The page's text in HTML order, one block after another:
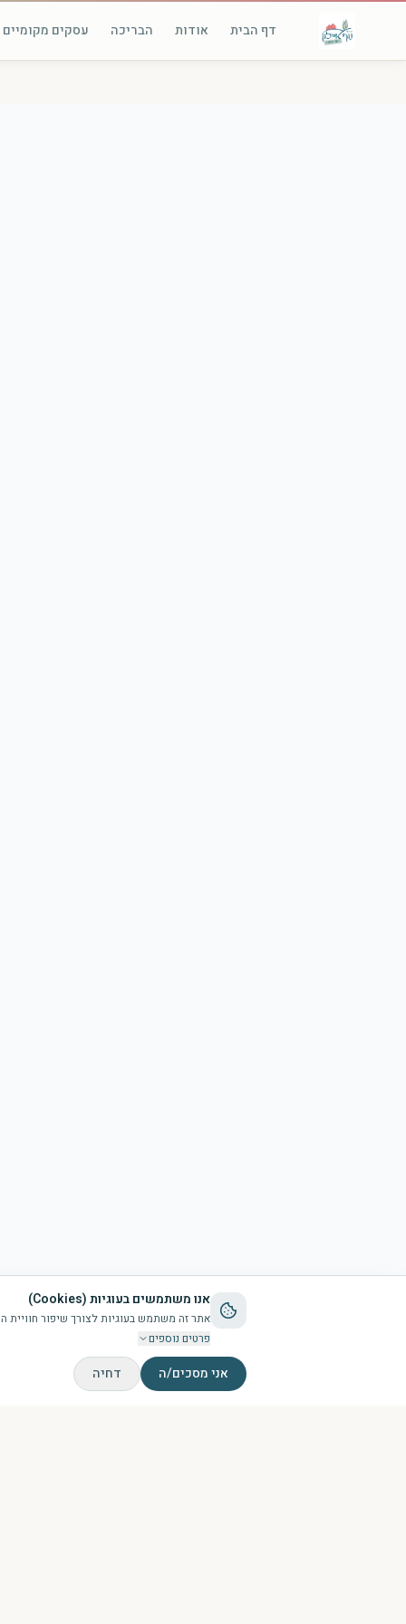
דף הבית אודות הבריכה עסקים מקומיים
אנו משתמשים בעוגיות (Cookies)
אתר זה משתמש בעוגיות לצורך שיפור חוויית המשתמש,
פרטים נוספים
אני מסכים/ה דחיה